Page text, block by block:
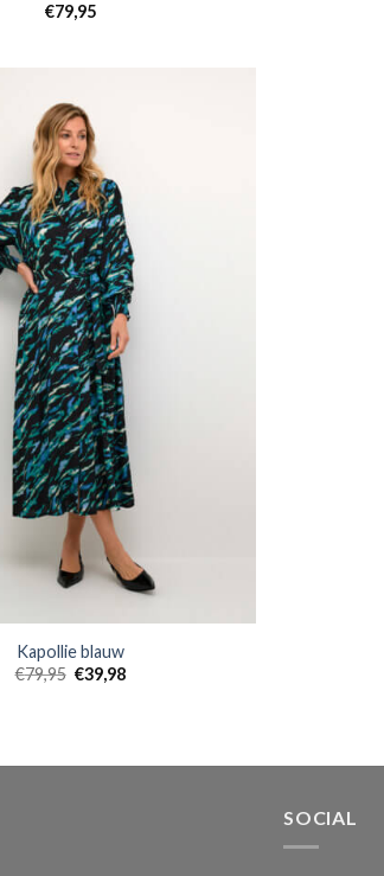
€79,95
Kapollie blauw
€79,95 €39,98
SOCIAL